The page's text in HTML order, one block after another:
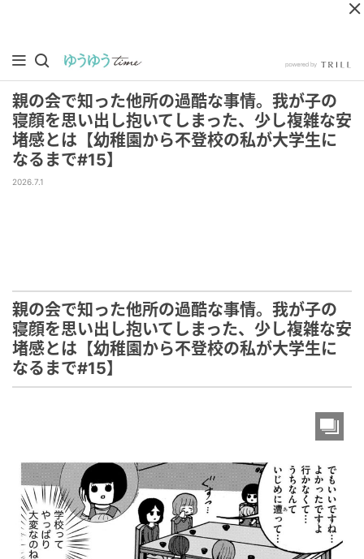
親の会で知った他所の過酷な事情。我が子の
寝顔を思い出し抱いてしまった、少し複雑な安
堵感とは【幼稚園から不登校の私が大学生に
なるまで#15】
2026.7.1
親の会で知った他所の過酷な事情。我が子の
寝顔を思い出し抱いてしまった、少し複雑な安
堵感とは【幼稚園から不登校の私が大学生に
なるまで#15】